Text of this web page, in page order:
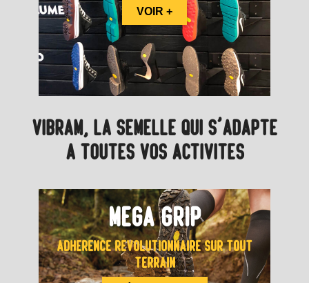
VOIR +
VIBRAM, LA SEMELLE QUI S’ADAPTE
À TOUTES VOS ACTIVITÉS
MEGA GRIP
ADHÉRENCE RÉVOLUTIONNAIRE SUR TOUT
TERRAIN